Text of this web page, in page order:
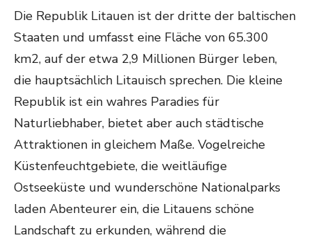
Die Republik Litauen ist der dritte der baltischen
Staaten und umfasst eine Fläche von 65.300
km2, auf der etwa 2,9 Millionen Bürger leben,
die hauptsächlich Litauisch sprechen. Die kleine
Republik ist ein wahres Paradies für
Naturliebhaber, bietet aber auch städtische
Attraktionen in gleichem Maße. Vogelreiche
Küstenfeuchtgebiete, die weitläufige
Ostseeküste und wunderschöne Nationalparks
laden Abenteurer ein, die Litauens schöne
Landschaft zu erkunden, während die